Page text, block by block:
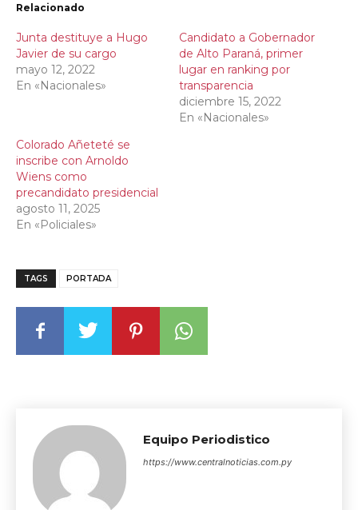
Relacionado
Junta destituye a Hugo
Javier de su cargo
mayo 12, 2022
En «Nacionales»
Candidato a Gobernador
de Alto Paraná, primer
lugar en ranking por
transparencia
diciembre 15, 2022
En «Nacionales»
Colorado Añeteté se
inscribe con Arnoldo
Wiens como
precandidato presidencial
agosto 11, 2025
En «Policiales»
TAGS PORTADA
Equipo Periodistico
https://www.centralnoticias.com.py